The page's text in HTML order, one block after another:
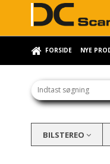
FORSIDE NYE
BILSTEREO